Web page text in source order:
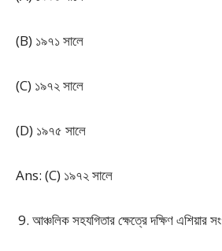
(B) ১৯৭১ সালে
(C) ১৯৭২ সালে
(D) ১৯৭৫ সালে
Ans: (C) ১৯৭২ সালে
আঞ্চলিক সহযগিতার ক্ষেত্রে দক্ষিণ এশিয়ার